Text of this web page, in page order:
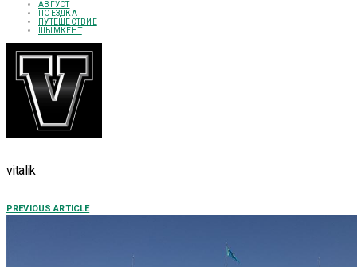
АВГУСТ
ПОЕЗДКА
ПУТЕШЕСТВИЕ
ШЫМКЕНТ
vitalik
PREVIOUS ARTICLE